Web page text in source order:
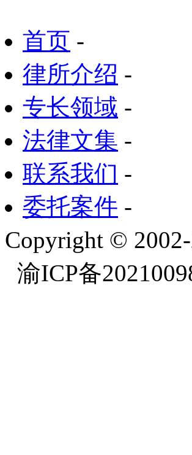
首页 -
律所介绍 -
专长领域 -
法律文集 -
联系我们 -
委托案件 -
Copyright ©
渝ICP备